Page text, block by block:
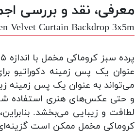
معرفی، نقد و بررسی
Velvet Curtain Backdrop 3x5m
عنوان یک پس زمینه دکوراتیو
می‌تواند به عنوان یک پس
و حتی عکس‌های هنری استفاده
لطافت و زیبایی می‌بخشد.
کروماکی مخمل ممکن است